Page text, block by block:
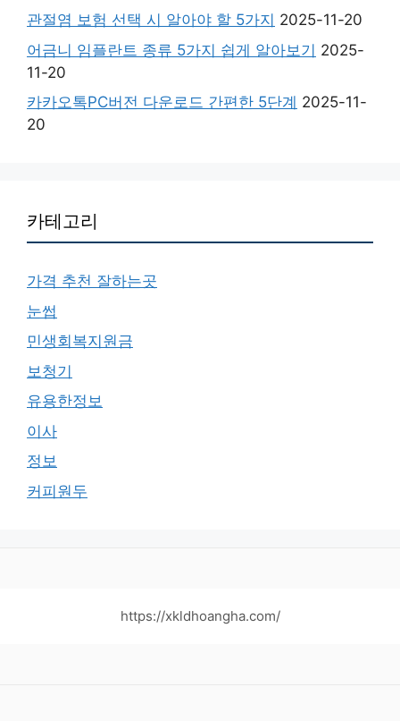
관절염 보험 선택 시 알아야 할 5가지 2025-11-20
어금니 임플란트 종류 5가지 쉽게 알아보기 2025-
11-20
카카오톡PC버전 다운로드 간편한 5단계 2025-11-
20
카테고리
가격 추천 잘하는곳
눈썹
민생회복지원금
보청기
유용한정보
이사
정보
커피원두
https://xkldhoangha.com/